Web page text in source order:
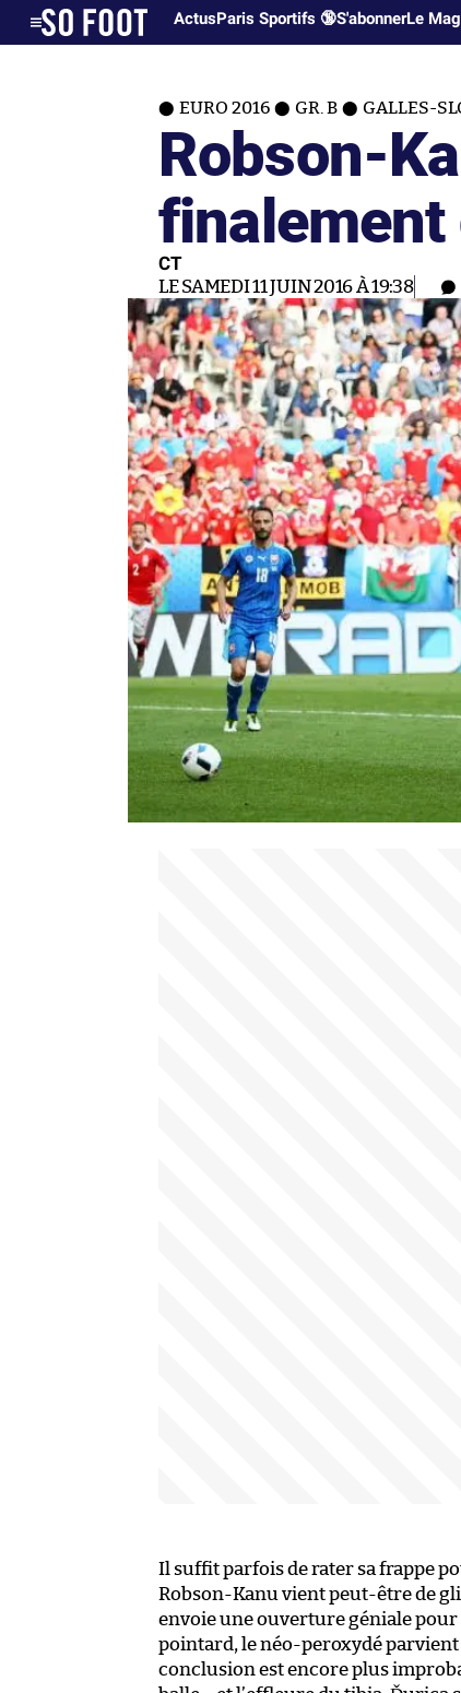
ActusParis Sportifs 🔞S'abonnerLe
EURO 2016 GR. B GALLES-
Robson-
CT
LE SAMEDI 11 JUIN 2016 À 19:38
Il suffit parfois de rater sa frappe
Robson-Kanu vient peut-être de
envoie une ouverture géniale pour
pointard, le néo-peroxydé
conclusion est encore plus